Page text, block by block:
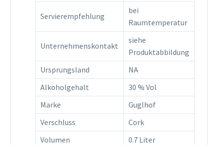
Servierempfehlung
bei
Raumtemperatur
Unternehmenskontakt
siehe
Produktabbildung
Ursprungsland
NA
Alkoholgehalt
30 % Vol
Marke
Guglhof
Verschluss
Cork
Volumen
0.7 Liter